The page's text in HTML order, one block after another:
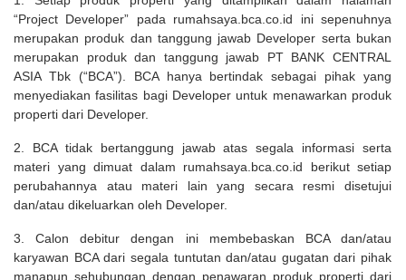
“Project Developer” pada rumahsaya.bca.co.id ini sepenuhnya
merupakan produk dan tanggung jawab Developer serta bukan
merupakan produk dan tanggung jawab PT BANK CENTRAL
ASIA Tbk (“BCA”). BCA hanya bertindak sebagai pihak yang
menyediakan fasilitas bagi Developer untuk menawarkan produk
properti dari Developer.
2. BCA tidak bertanggung jawab atas segala informasi serta
materi yang dimuat dalam rumahsaya.bca.co.id berikut setiap
perubahannya atau materi lain yang secara resmi disetujui
dan/atau dikeluarkan oleh Developer.
3. Calon debitur dengan ini membebaskan BCA dan/atau
karyawan BCA dari segala tuntutan dan/atau gugatan dari pihak
manapun sehubungan dengan penawaran produk properti dari